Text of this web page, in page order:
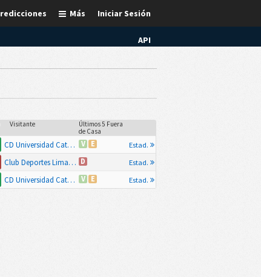
Iniciar Sesión
Más
API
Visitante
Últimos 5 Fuera
de Casa
CD Universidad Catolica V E
Estad.
Club Deportes Limache D
Estad.
CD Universidad Catolica V E Estad.